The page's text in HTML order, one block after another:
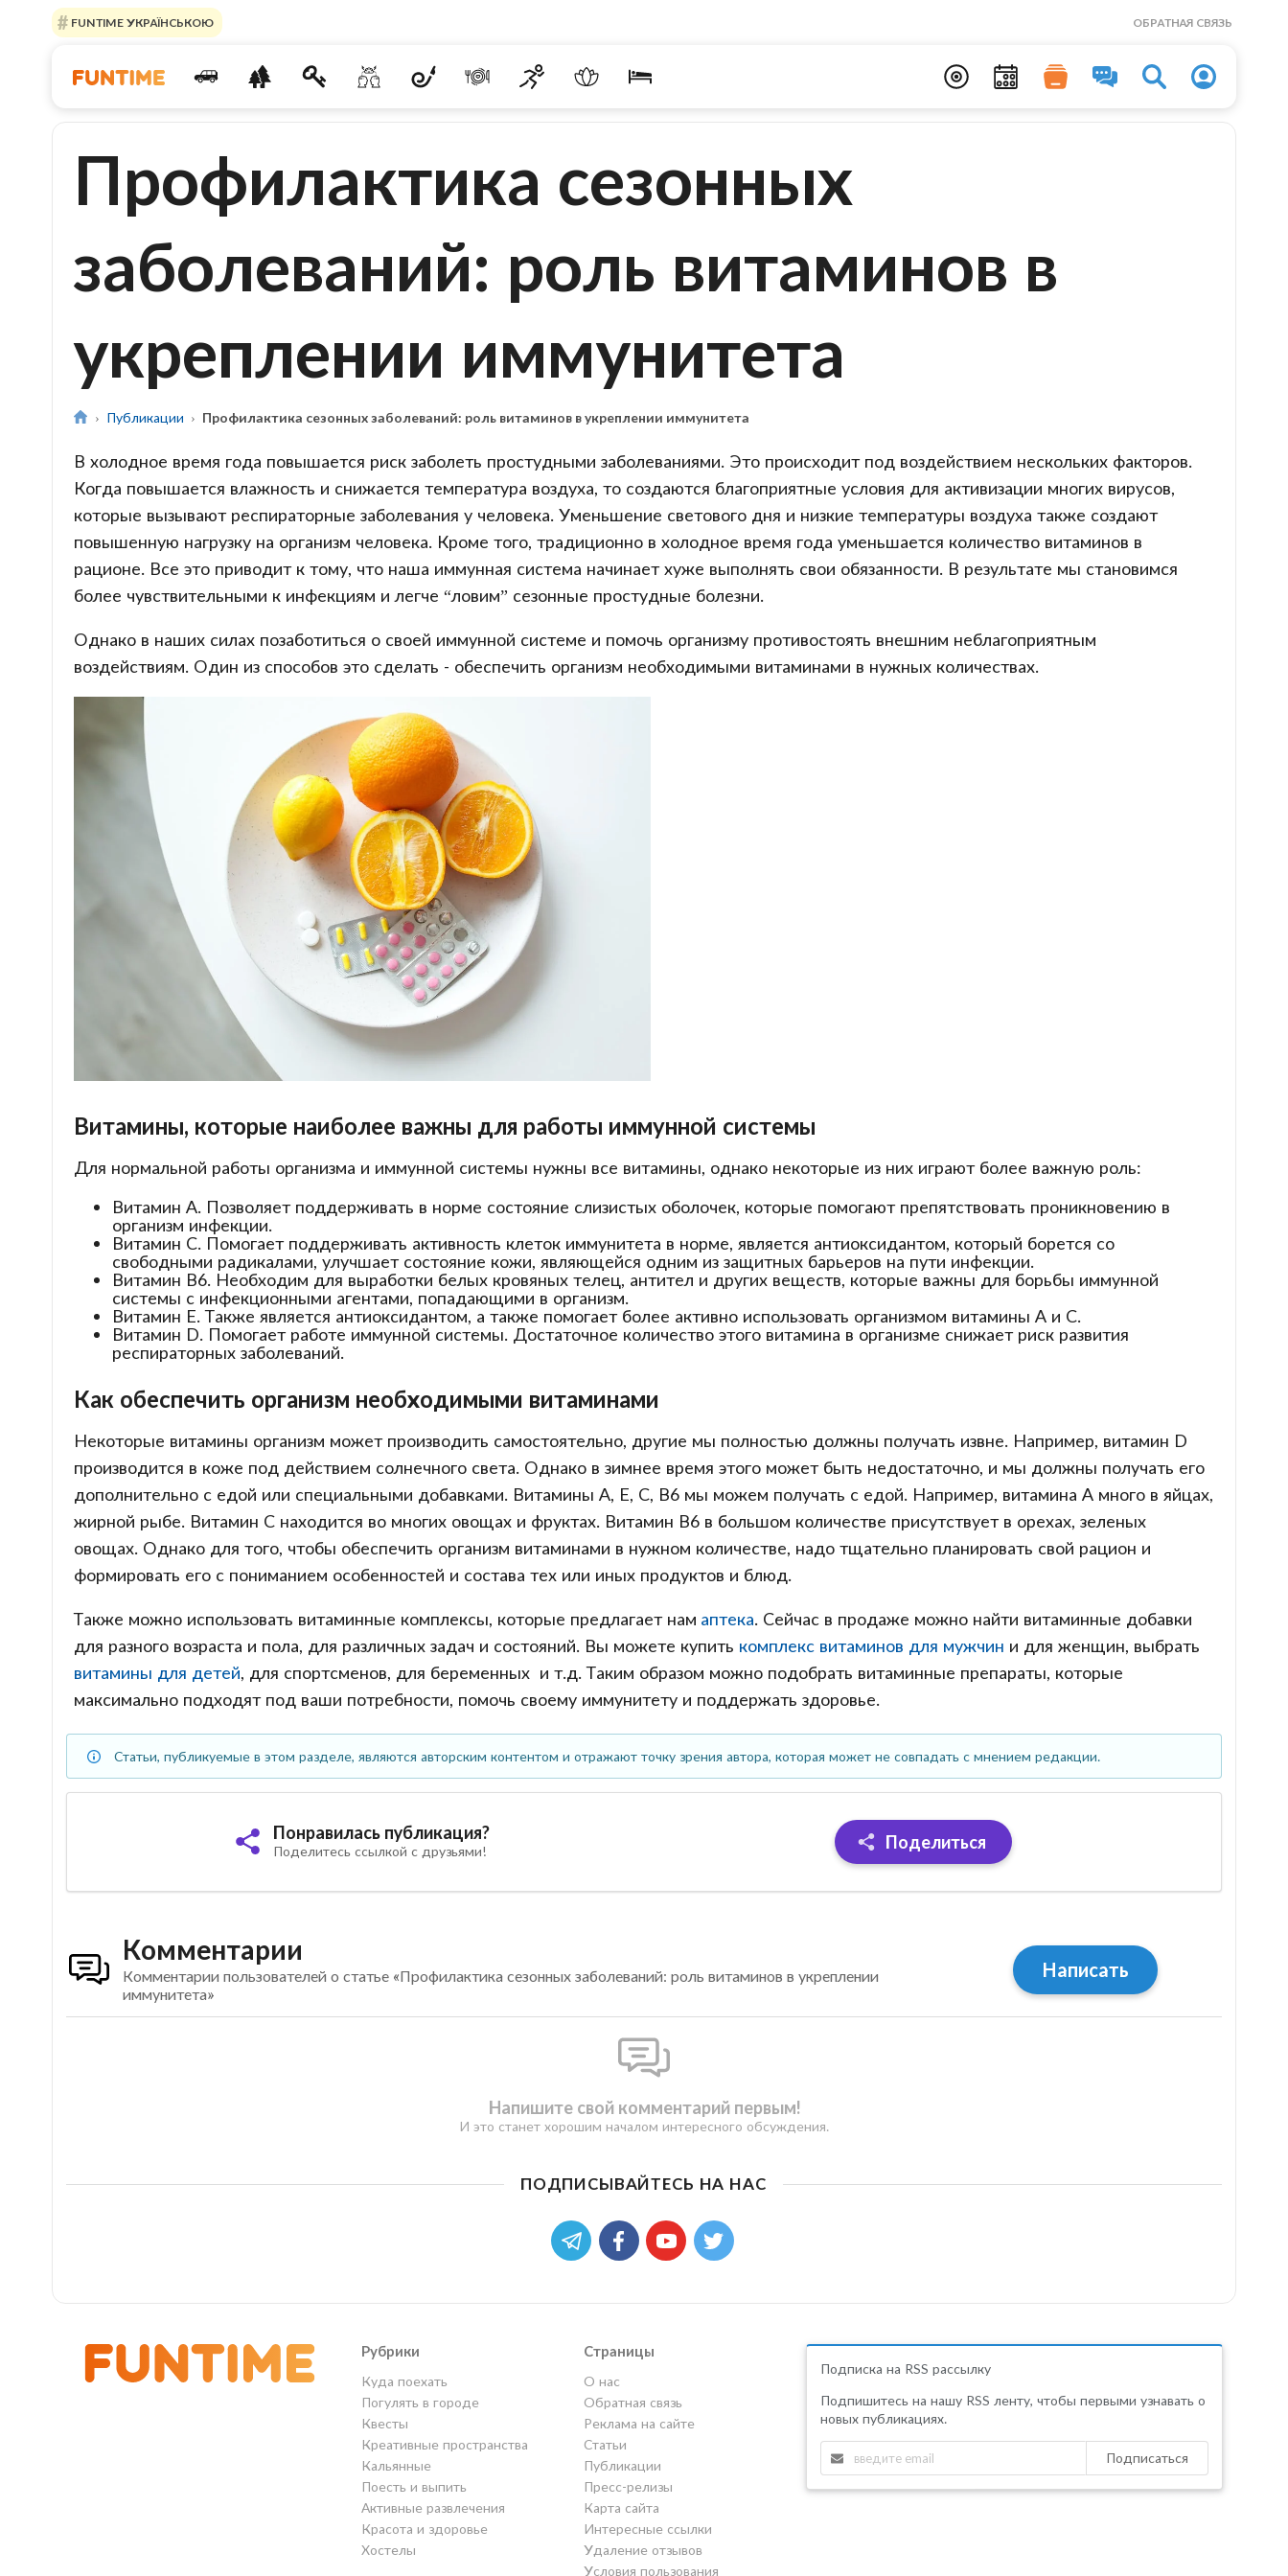
FUNTIME УКРАЇНСЬКОЮ ОБРАТНАЯ СВЯЗЬ
Профилактика сезонных
заболеваний: роль витаминов в
укреплении иммунитета
Публикации Профилактика сезонных заболеваний: роль витаминов в укреплении иммунитета
В холодное время года повышается риск заболеть простудными заболеваниями. Это происходит под воздействием нескольких факторов.
Когда повышается влажность и снижается температура воздуха, то создаются благоприятные условия для активизации многих вирусов,
которые вызывают респираторные заболевания у человека. Уменьшение светового дня и низкие температуры воздуха также создают
повышенную нагрузку на организм человека. Кроме того, традиционно в холодное время года уменьшается количество витаминов в
рационе. Все это приводит к тому, что наша иммунная система начинает хуже выполнять свои обязанности. В результате мы становимся
более чувствительными к инфекциям и легче “ловим” сезонные простудные болезни.
Однако в наших силах позаботиться о своей иммунной системе и помочь организму противостоять внешним неблагоприятным
воздействиям. Один из способов это сделать - обеспечить организм необходимыми витаминами в нужных количествах.
Витамины, которые наиболее важны для работы иммунной системы
Для нормальной работы организма и иммунной системы нужны все витамины, однако некоторые из них играют более важную роль:
Витамин А. Позволяет поддерживать в норме состояние слизистых оболочек, которые помогают препятствовать проникновению в
организм инфекции.
Витамин С. Помогает поддерживать активность клеток иммунитета в норме, является антиоксидантом, который борется со
свободными радикалами, улучшает состояние кожи, являющейся одним из защитных барьеров на пути инфекции.
Витамин В6. Необходим для выработки белых кровяных телец, антител и других веществ, которые важны для борьбы иммунной
системы с инфекционными агентами, попадающими в организм.
Витамин Е. Также является антиоксидантом, а также помогает более активно использовать организмом витамины А и С.
Витамин D. Помогает работе иммунной системы. Достаточное количество этого витамина в организме снижает риск развития
респираторных заболеваний.
Как обеспечить организм необходимыми витаминами
Некоторые витамины организм может производить самостоятельно, другие мы полностью должны получать извне. Например, витамин D
производится в коже под действием солнечного света. Однако в зимнее время этого может быть недостаточно, и мы должны получать его
дополнительно с едой или специальными добавками. Витамины А, Е, С, В6 мы можем получать с едой. Например, витамина А много в яйцах,
жирной рыбе. Витамин С находится во многих овощах и фруктах. Витамин В6 в большом количестве присутствует в орехах, зеленых
овощах. Однако для того, чтобы обеспечить организм витаминами в нужном количестве, надо тщательно планировать свой рацион и
формировать его с пониманием особенностей и состава тех или иных продуктов и блюд.
Также можно использовать витаминные комплексы, которые предлагает нам аптека. Сейчас в продаже можно найти витаминные добавки
для разного возраста и пола, для различных задач и состояний. Вы можете купить комплекс витаминов для мужчин и для женщин, выбрать
витамины для детей, для спортсменов, для беременных и т.д. Таким образом можно подобрать витаминные препараты, которые
максимально подходят под ваши потребности, помочь своему иммунитету и поддержать здоровье.
Статьи, публикуемые в этом разделе, являются авторским контентом и отражают точку зрения автора, которая может не совпадать с мнением редакции.
Понравилась публикация?
Поделитесь ссылкой с друзьями! Поделиться
Комментарии
Комментарии пользователей о статье «Профилактика сезонных заболеваний: роль витаминов в укреплении
иммунитета»
Написать
Напишите свой комментарий первым!
И это станет хорошим началом интересного обсуждения.
ПОДПИСЫВАЙТЕСЬ НА НАС
Рубрики
Куда поехать
Погулять в городе
Квесты
Креативные пространства
Кальянные
Поесть и выпить
Активные развлечения
Красота и здоровье
Хостелы
Страницы
О нас
Обратная связь
Реклама на сайте
Статьи
Публикации
Пресс-релизы
Карта сайта
Интересные ссылки
Удаление отзывов
Условия пользования
Подписка на RSS рассылку
Подпишитесь на нашу RSS ленту, чтобы первыми узнавать о
новых публикациях.
Подписаться